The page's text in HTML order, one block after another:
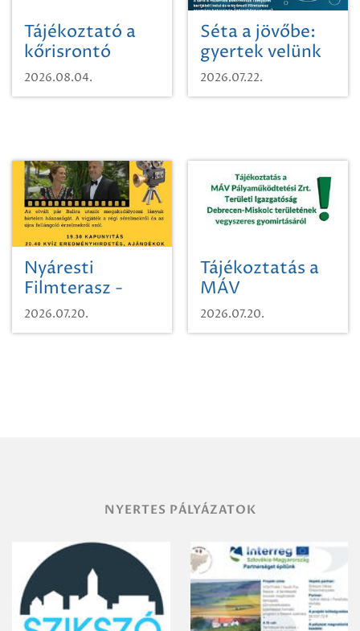
Tájékoztató a
kőrisrontó
karcsúdíszbogárról
2026.08.04.
Séta a jövőbe:
gyertek velünk
egy városi
időutazásra!
2026.07.22.
Nyáresti
Filmterasz -
Beugró a
Paradicsomba
2026.07.20.
Tájékoztatás a
MÁV
Pályaműködtetési
Zrt. Területi
2026.07.20.
NYERTES PÁLYÁZATOK